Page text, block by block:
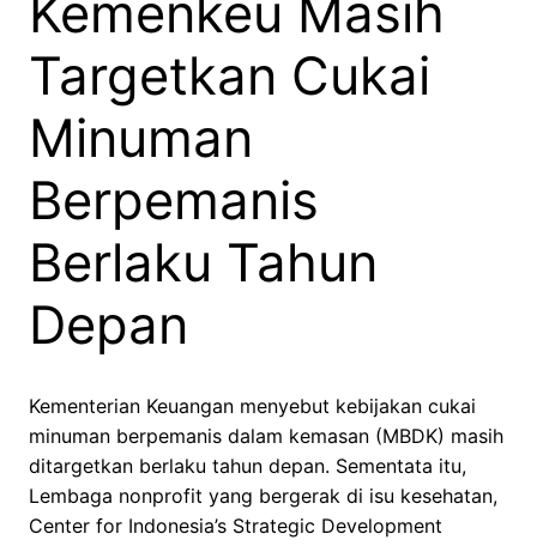
Kemenkeu Masih
Targetkan Cukai
Minuman
Berpemanis
Berlaku Tahun
Depan
Kementerian Keuangan menyebut kebijakan cukai
minuman berpemanis dalam kemasan (MBDK) masih
ditargetkan berlaku tahun depan. Sementata itu,
Lembaga nonprofit yang bergerak di isu kesehatan,
Center for Indonesia’s Strategic Development